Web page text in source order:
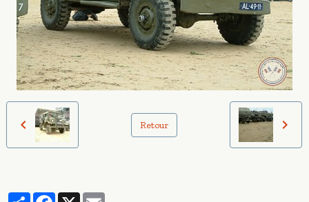
Retour
PartagerFacebook
X